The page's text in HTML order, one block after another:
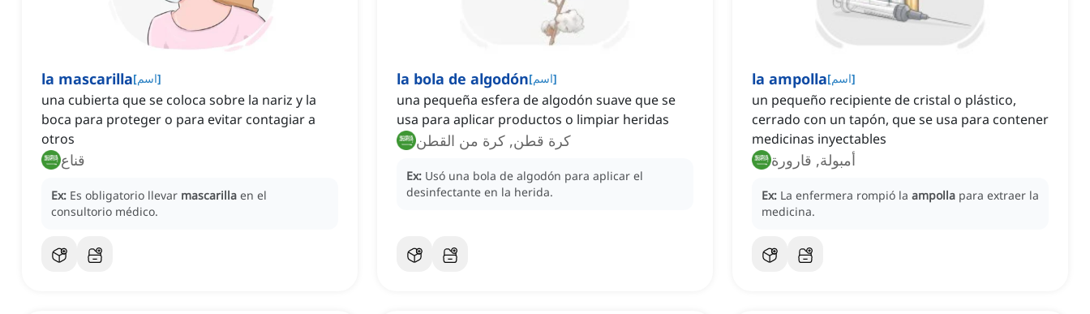
la mascarilla[اسم]
una cubierta que se coloca sobre la nariz y la
boca para proteger o para evitar contagiar a
otros
قناع
Ex: Es obligatorio llevar mascarilla en el
consultorio médico.
la bola de algodón[اسم]
una pequeña esfera de algodón suave que se
usa para aplicar productos o limpiar heridas
كرة قطن, كرة من القطن
Ex: Usó una bola de algodón para aplicar el
desinfectante en la herida.
la ampolla[اسم]
un pequeño recipiente de cristal o plástico,
cerrado con un tapón, que se usa para contener
medicinas inyectables
أمبولة, قارورة
Ex: La enfermera rompió la ampolla para extraer la
medicina.